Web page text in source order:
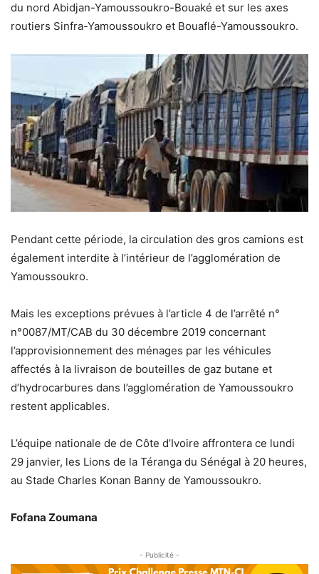
du nord Abidjan-Yamoussoukro-Bouaké et sur les axes
routiers Sinfra-Yamoussoukro et Bouaflé-Yamoussoukro.
Pendant cette période, la circulation des gros camions est
également interdite à l’intérieur de l’agglomération de
Yamoussoukro.
Mais les exceptions prévues à l’article 4 de l’arrêté n°
n°0087/MT/CAB du 30 décembre 2019 concernant
l’approvisionnement des ménages par les véhicules
affectés à la livraison de bouteilles de gaz butane et
d’hydrocarbures dans l’agglomération de Yamoussoukro
restent applicables.
L’équipe nationale de de Côte d’Ivoire affrontera ce lundi
29 janvier, les Lions de la Téranga du Sénégal à 20 heures,
au Stade Charles Konan Banny de Yamoussoukro.
Fofana Zoumana
- Publicité -